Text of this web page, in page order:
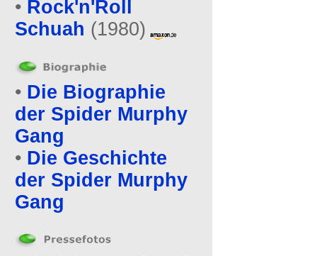
• Rock'n'Roll
Schuah (1980)
• Die Biographie
der Spider Murphy
Gang
• Die Geschichte
der Spider Murphy
Gang